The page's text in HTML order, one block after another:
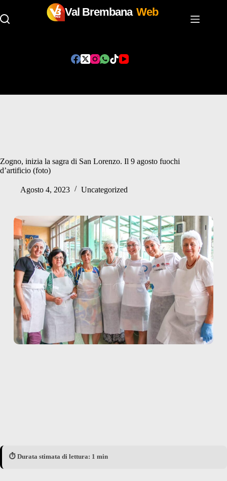
Val Brembana Web
Zogno, inizia la sagra di San Lorenzo. Il 9 agosto fuochi
d’artificio (foto)
Agosto 4, 2023 Uncategorized
⏱️ Durata stimata di lettura: 1 min